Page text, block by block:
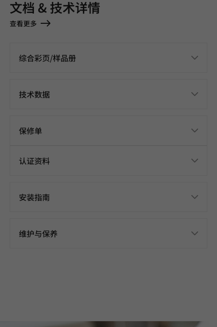
文档 & 技术详情
查看更多
综合彩页/样品册
技术数据
保修单
认证资料
安装指南
维护与保养